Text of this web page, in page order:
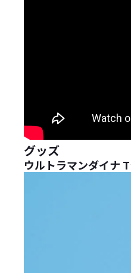
グッズ
ウルトラマンダイナ